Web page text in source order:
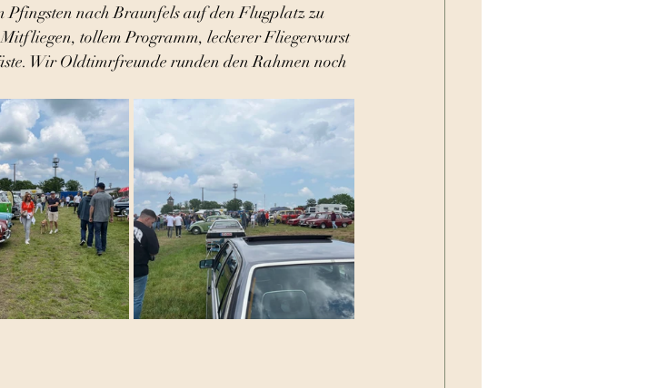
Pfingsten nach Braunfels auf den Flugplatz zu
tollem Programm, leckerer Fliegerwurst
Wir Oldtimrfreunde runden den Rahmen noch